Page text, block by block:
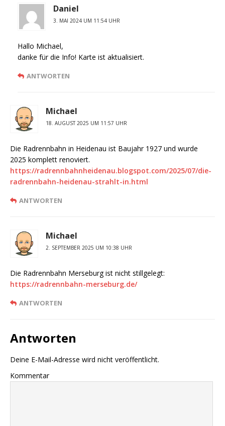
Daniel
3. MAI 2024 UM 11:54 UHR
Hallo Michael,
danke für die Info! Karte ist aktualisiert.
ANTWORTEN
Michael
18. AUGUST 2025 UM 11:57 UHR
Die Radrennbahn in Heidenau ist Baujahr 1927 und wurde
2025 komplett renoviert.
https://radrennbahnheidenau.blogspot.com/2025/07/die-
radrennbahn-heidenau-strahlt-in.html
ANTWORTEN
Michael
2. SEPTEMBER 2025 UM 10:38 UHR
Die Radrennbahn Merseburg ist nicht stillgelegt:
https://radrennbahn-merseburg.de/
ANTWORTEN
Antworten
Deine E-Mail-Adresse wird nicht veröffentlicht.
Kommentar